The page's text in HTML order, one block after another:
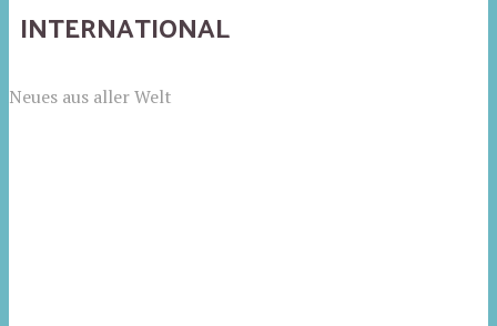
INTERNATIONAL
Neues aus aller Welt